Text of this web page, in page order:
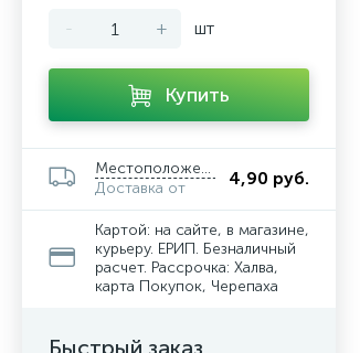
- + шт
Купить
Местоположение
Доставка от
4,90 руб.
Картой: на сайте, в магазине,
курьеру. ЕРИП. Безналичный
расчет. Рассрочка: Халва,
карта Покупок, Черепаха
Быстрый заказ